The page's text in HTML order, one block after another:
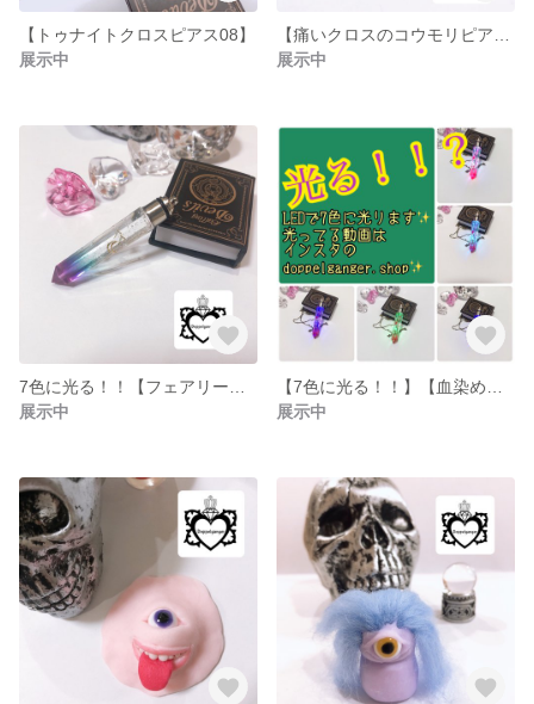
【トゥナイトクロスピアス08】
展示中
展示中
展示中
展示中